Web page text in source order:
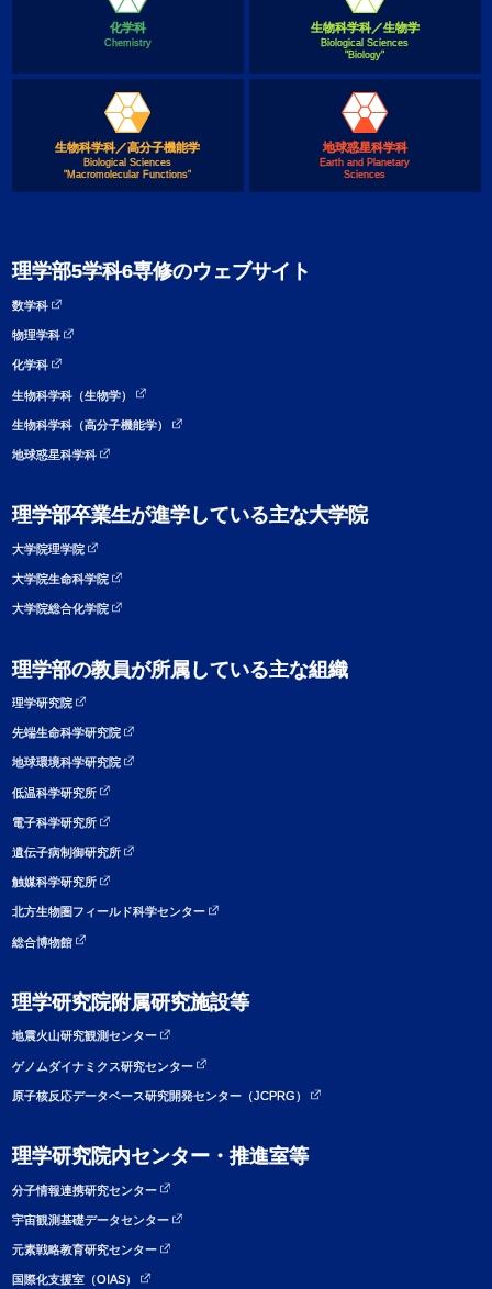
化学科
Chemistry
生物科学科／生物学
Biological Sciences
"Biology"
生物科学科／高分子機能学
Biological Sciences
"Macromolecular Functions"
地球惑星科学科
Earth and Planetary
Sciences
理学部5学科6専修のウェブサイト
数学科
物理学科
化学科
生物科学科（生物学）
生物科学科（高分子機能学）
地球惑星科学科
理学部卒業生が進学している主な大学院
大学院理学院
大学院生命科学院
大学院総合化学院
理学部の教員が所属している主な組織
理学研究院
先端生命科学研究院
地球環境科学研究院
低温科学研究所
電子科学研究所
遺伝子病制御研究所
触媒科学研究所
北方生物圏フィールド科学センター
総合博物館
理学研究院附属研究施設等
地震火山研究観測センター
ゲノムダイナミクス研究センター
原子核反応データベース研究開発センター（JCPRG）
理学研究院内センター・推進室等
分子情報連携研究センター
宇宙観測基礎データセンター
元素戦略教育研究センター
国際化支援室（OIAS）